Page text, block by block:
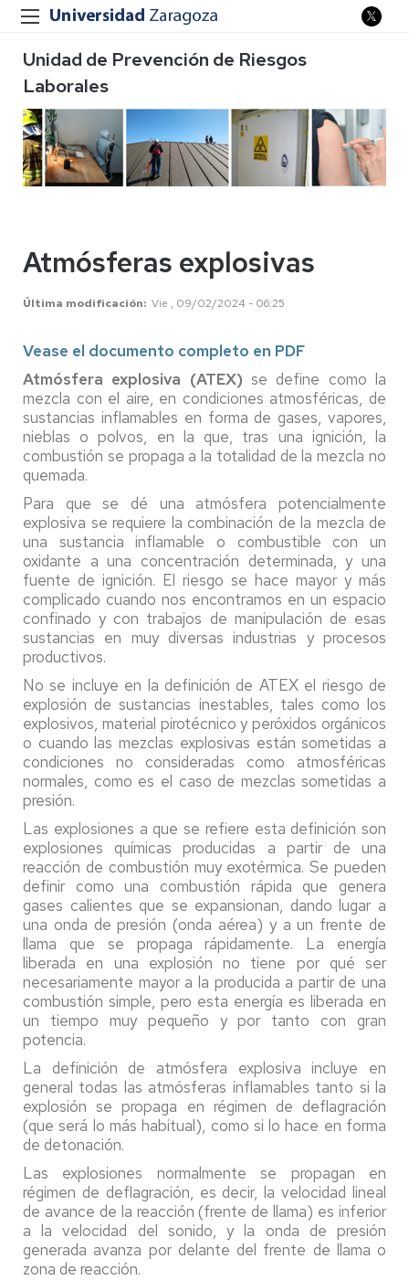
Unidad de Prevención de Riesgos
Laborales
Atmósferas explosivas
Última modificación Vie , 09/02/2024 - 06:25
Vease el documento completo en PDF
Atmósfera explosiva (ATEX) se define como la
mezcla con el aire, en condiciones atmosféricas, de
sustancias inflamables en forma de gases, vapores,
nieblas o polvos, en la que, tras una ignición, la
combustión se propaga a la totalidad de la mezcla no
quemada.
Para que se dé una atmósfera potencialmente
explosiva se requiere la combinación de la mezcla de
una sustancia inflamable o combustible con un
oxidante a una concentración determinada, y una
fuente de ignición. El riesgo se hace mayor y más
complicado cuando nos encontramos en un espacio
confinado y con trabajos de manipulación de esas
sustancias en muy diversas industrias y procesos
productivos.
No se incluye en la definición de ATEX el riesgo de
explosión de sustancias inestables, tales como los
explosivos, material pirotécnico y peróxidos orgánicos
o cuando las mezclas explosivas están sometidas a
condiciones no consideradas como atmosféricas
normales, como es el caso de mezclas sometidas a
presión.
Las explosiones a que se refiere esta definición son
explosiones químicas producidas a partir de una
reacción de combustión muy exotérmica. Se pueden
definir como una combustión rápida que genera
gases calientes que se expansionan, dando lugar a
una onda de presión (onda aérea) y a un frente de
llama que se propaga rápidamente. La energía
liberada en una explosión no tiene por qué ser
necesariamente mayor a la producida a partir de una
combustión simple, pero esta energía es liberada en
un tiempo muy pequeño y por tanto con gran
potencia.
La definición de atmósfera explosiva incluye en
general todas las atmósferas inflamables tanto si la
explosión se propaga en régimen de deflagración
(que será lo más habitual), como si lo hace en forma
de detonación.
Las explosiones normalmente se propagan en
régimen de deflagración, es decir, la velocidad lineal
de avance de la reacción (frente de llama) es inferior
a la velocidad del sonido, y la onda de presión
generada avanza por delante del frente de llama o
zona de reacción.